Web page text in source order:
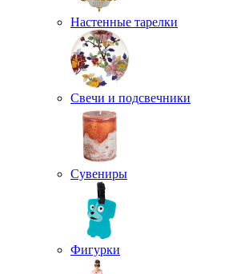
Настенные тарелки
Свечи и подсвечники
Сувениры
Фигурки